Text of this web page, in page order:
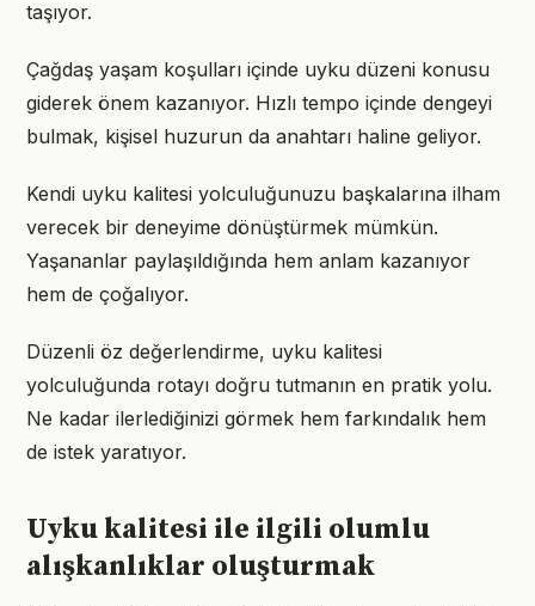
taşıyor.
Çağdaş yaşam koşulları içinde uyku düzeni konusu
giderek önem kazanıyor. Hızlı tempo içinde dengeyi
bulmak, kişisel huzurun da anahtarı haline geliyor.
Kendi uyku kalitesi yolculuğunuzu başkalarına ilham
verecek bir deneyime dönüştürmek mümkün.
Yaşananlar paylaşıldığında hem anlam kazanıyor
hem de çoğalıyor.
Düzenli öz değerlendirme, uyku kalitesi
yolculuğunda rotayı doğru tutmanın en pratik yolu.
Ne kadar ilerlediğinizi görmek hem farkındalık hem
de istek yaratıyor.
Uyku kalitesi ile ilgili olumlu
alışkanlıklar oluşturmak